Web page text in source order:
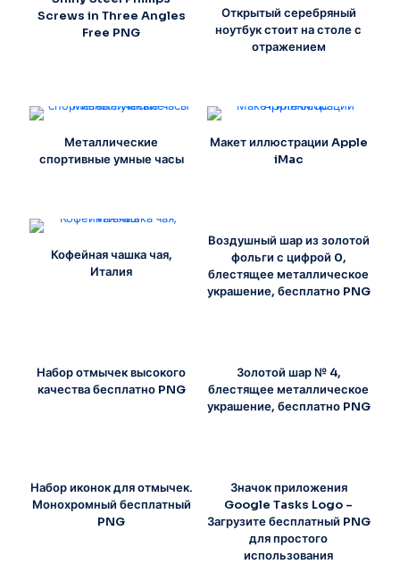
Screws in Three Angles
Free PNG
Открытый серебряный
ноутбук стоит на столе с
отражением
Металлические
спортивные умные часы
Макет иллюстрации Apple
iMac
Кофейная чашка чая,
Италия
Воздушный шар из золотой
фольги с цифрой 0,
блестящее металлическое
украшение, бесплатно PNG
Набор отмычек высокого
качества бесплатно PNG
Золотой шар № 4,
блестящее металлическое
украшение, бесплатно PNG
Набор иконок для отмычек.
Монохромный бесплатный
PNG
Значок приложения
Google Tasks Logo –
Загрузите бесплатный PNG
для простого
использования